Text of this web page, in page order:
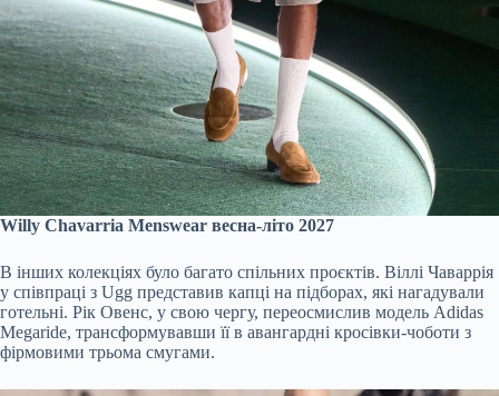
Willy Chavarria Menswear весна-літо 2027
В інших колекціях було багато спільних проєктів. Віллі Чаваррія
у співпраці з Ugg представив капці на підборах, які нагадували
готельні. Рік Овенс, у свою чергу, переосмислив модель Adidas
Megaride, трансформувавши її в авангардні кросівки-чоботи з
фірмовими трьома смугами.